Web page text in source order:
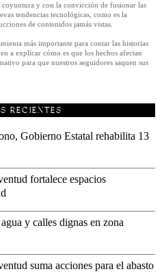
coyuntura y con la convicción de fusionar las
tendencias tecnológicas, como es la
de contenidos jamás vistas.
más importante para contar las historias
a explicar cómo es que los hechos afectan
para que nuestros seguidores saquen sus
RECIENTES
Gobierno Estatal rehabilita 13
fortalece espacios
y calles dignas en zona
suma acciones para el abasto